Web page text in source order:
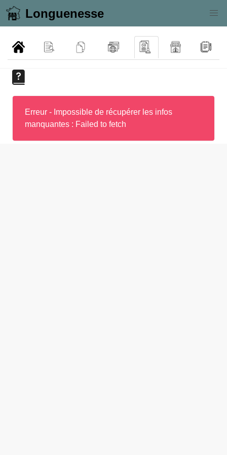
Longuenesse
Erreur - Impossible de récupérer les infos
manquantes : Failed to fetch